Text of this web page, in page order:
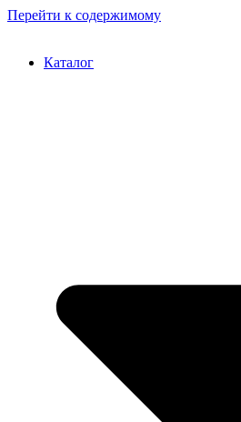
Перейти к содержимому
Каталог